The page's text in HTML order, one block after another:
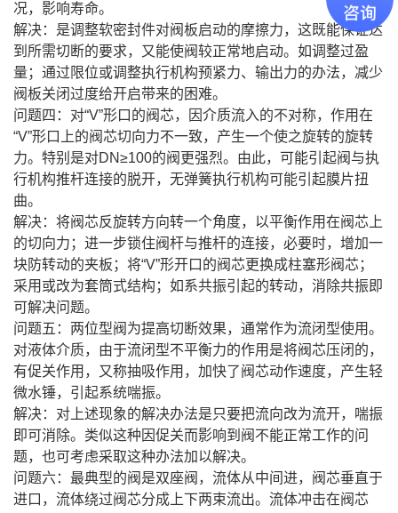
况，影响寿命。
解决：是调整软密封件对阀板启动的摩擦力，这既能保证达
到所需切断的要求，又能使阀较正常地启动。如调整过盈
量；通过限位或调整执行机构预紧力、输出力的办法，减少
阀板关闭过度给开启带来的困难。
问题四：对“V”形口的阀芯，因介质流入的不对称，作用在
“V”形口上的阀芯切向力不一致，产生一个使之旋转的旋转
力。特别是对DN≥100的阀更强烈。由此，可能引起阀与执
行机构推杆连接的脱开，无弹簧执行机构可能引起膜片扭
曲。
解决：将阀芯反旋转方向转一个角度，以平衡作用在阀芯上
的切向力；进一步锁住阀杆与推杆的连接，必要时，增加一
块防转动的夹板；将“V”形开口的阀芯更换成柱塞形阀芯；
采用或改为套筒式结构；如系共振引起的转动，消除共振即
可解决问题。
问题五：两位型阀为提高切断效果，通常作为流闭型使用。
对液体介质，由于流闭型不平衡力的作用是将阀芯压闭的，
有促关作用，又称抽吸作用，加快了阀芯动作速度，产生轻
微水锤，引起系统喘振。
解决：对上述现象的解决办法是只要把流向改为流开，喘振
即可消除。类似这种因促关而影响到阀不能正常工作的问
题，也可考虑采取这种办法加以解决。
问题六：最典型的阀是双座阀，流体从中间进，阀芯垂直于
进口，流体绕过阀芯分成上下两束流出。流体冲击在阀芯